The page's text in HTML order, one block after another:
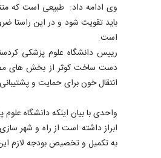
وی ادامه داد: طبیعی است که
باید تقویت شود و در این راستا
است.
رییس دانشگاه علوم پزشکی
دست ساخت کوثر از بخش های
انتقال خون برای حمایت و
واحدی با بیان اینکه دانشگاه
ابراز داشته است از راه و شهر
به تکمیل و تخصیص بودجه لازم